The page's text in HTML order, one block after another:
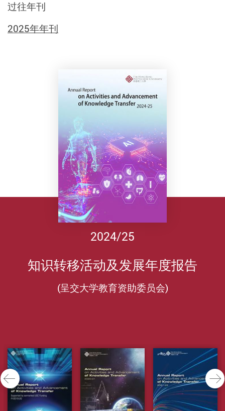
过往年刊
2025年年刊
2024/25
知识转移活动及发展年度报告
(呈交大学教育资助委员会)
前一页